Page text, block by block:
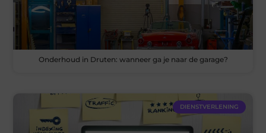
Onderhoud in Druten: wanneer ga je naar de garage?
DIENSTVERLENING